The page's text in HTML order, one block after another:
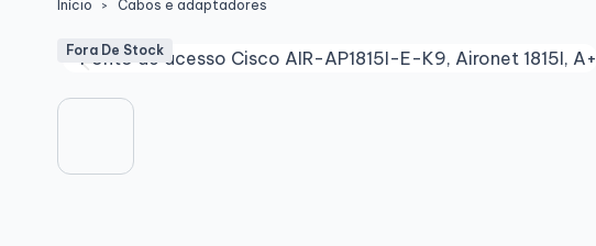
Início Cabos e adaptadores
Fora De Stock